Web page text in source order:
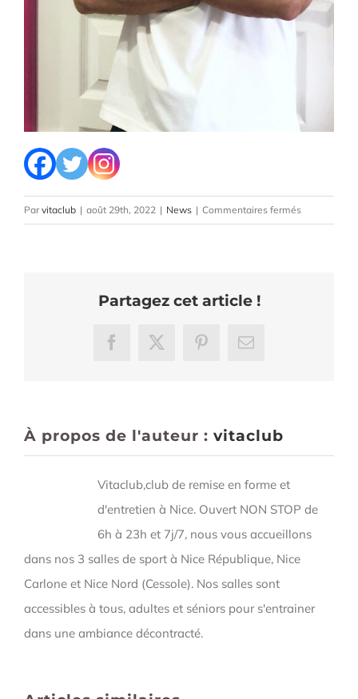
Parvitaclub | août 29th, 2022 | News | Commentaires fermés
Nicolas
Partagez cet article !
Facebook
X PinterestEmail
À propos de l'auteur : vitaclub
Vitaclub,club de remise en forme et
d'entretien à Nice. Ouvert NON STOP de
6h à 23h et 7j/7, nous vous accueillons
dans nos 3 salles de sport à Nice République, Nice
Carlone et Nice Nord (Cessole). Nos salles sont
accessibles à tous, adultes et séniors pour s'entrainer
dans une ambiance décontracté.